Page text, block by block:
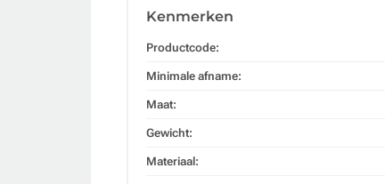
Kenmerken
Productcode:
Minimale afname:
Maat:
Gewicht:
Materiaal: